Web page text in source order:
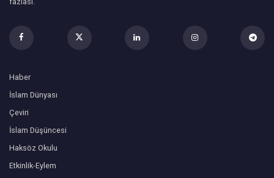
Haber
İslam Dünyası
Çeviri
İslam Düşüncesi
Haksöz Okulu
Etkinlik-Eylem